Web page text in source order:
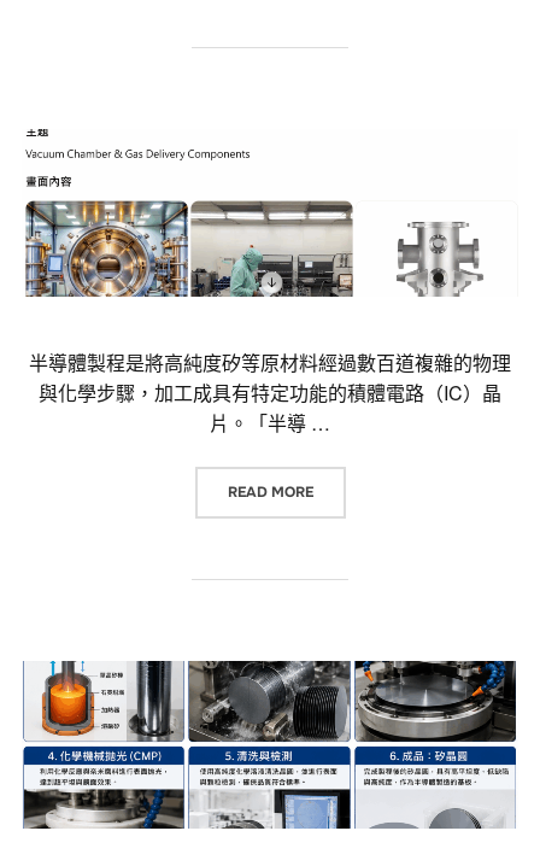
半導體製程是將高純度矽等原材料經過數百道複雜的物理
與化學步驟，加工成具有特定功能的積體電路（IC）晶
片。「半導 …
READ MORE“半導體加工需求的產業有哪些？